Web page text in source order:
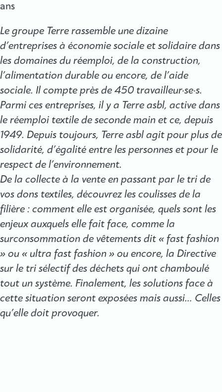
ans
Le groupe Terre rassemble une dizaine
d’entreprises à économie sociale et solidaire dans
les domaines du réemploi, de la construction,
l’alimentation durable ou encore, de l’aide
sociale. Il compte près de 450 travailleur·se·s.
Parmi ces entreprises, il y a Terre asbl, active dans
le réemploi textile de seconde main et ce, depuis
1949. Depuis toujours, Terre asbl agit pour plus de
solidarité, d’égalité entre les personnes et pour le
respect de l’environnement.
De la collecte à la vente en passant par le tri de
vos dons textiles, découvrez les coulisses de la
filière : comment elle est organisée, quels sont les
enjeux auxquels elle fait face, comme la
surconsommation de vêtements dit « fast fashion
» ou « ultra fast fashion » ou encore, la Directive
sur le tri sélectif des déchets qui ont chamboulé
tout un système. Finalement, les solutions face à
cette situation seront exposées mais aussi… Celles
qu’elle doit provoquer.